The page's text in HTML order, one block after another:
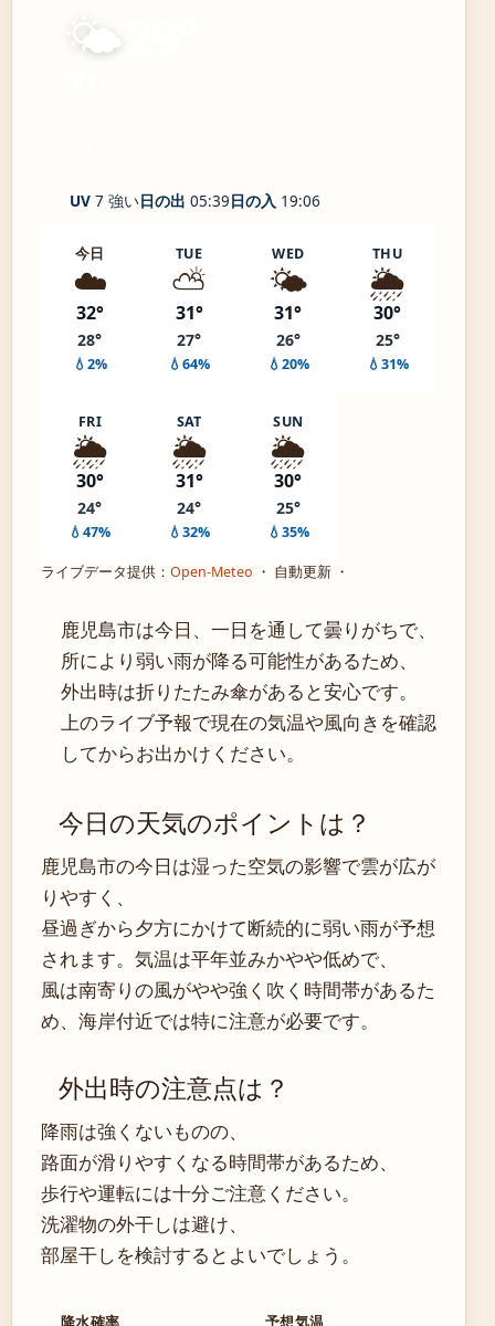
🌤️
UV 7 強い日の出 05:39日の入 19:06
今日
☁️
32°
28°
💧2%
TUE
⛅
31°
27°
💧64%
WED
🌤️
31°
26°
💧20%
THU
🌦️
30°
25°
💧31%
FRI
🌦️
30°
24°
💧47%
SAT
🌦️
31°
24°
💧32%
SUN
🌦️
30°
25°
💧35%
ライブデータ提供： Open-Meteo ・ 自動更新 ・
鹿児島市は今日、一日を通して曇りがちで、
所により弱い雨が降る可能性があるため、
外出時は折りたたみ傘があると安心です。
上のライブ予報で現在の気温や風向きを確認
してからお出かけください。
今日の天気のポイントは？
鹿児島市の今日は湿った空気の影響で雲が広が
りやすく、
昼過ぎから夕方にかけて断続的に弱い雨が予想
されます。気温は平年並みかやや低めで、
風は南寄りの風がやや強く吹く時間帯があるた
め、海岸付近では特に注意が必要です。
外出時の注意点は？
降雨は強くないものの、
路面が滑りやすくなる時間帯があるため、
歩行や運転には十分ご注意ください。
洗濯物の外干しは避け、
部屋干しを検討するとよいでしょう。
降水確率 予想気温